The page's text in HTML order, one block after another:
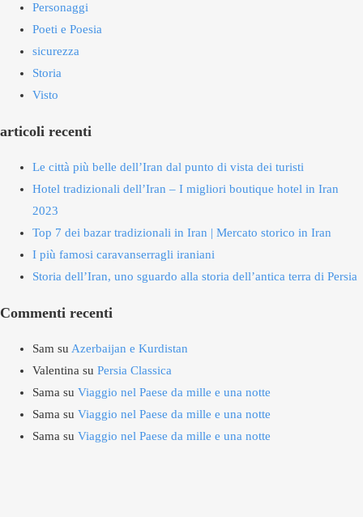
Personaggi
Poeti e Poesia
sicurezza
Storia
Visto
articoli recenti
Le città più belle dell’Iran dal punto di vista dei turisti
Hotel tradizionali dell’Iran – I migliori boutique hotel in Iran
2023
Top 7 dei bazar tradizionali in Iran | Mercato storico in Iran
I più famosi caravanserragli iraniani
Storia dell’Iran, uno sguardo alla storia dell’antica terra di Persia
Commenti recenti
Sam su Azerbaijan e Kurdistan
Valentina su Persia Classica
Sama su Viaggio nel Paese da mille e una notte
Sama su Viaggio nel Paese da mille e una notte
Sama su Viaggio nel Paese da mille e una notte